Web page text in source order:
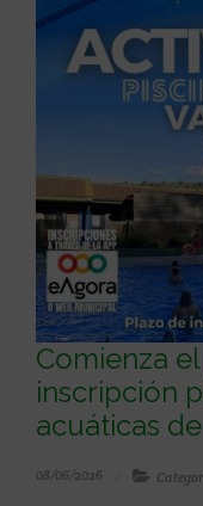
Comienza
inscripción
acuáticas
08/06/2026